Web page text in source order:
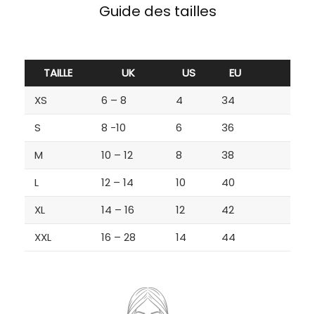
Guide des tailles
TAILLE UK US
EU
XS
6 – 8 4
34
S
8 -10 6
36
M
10 – 12 8
38
L
12 – 14 10
40
XL
14 – 16 12
42
XXL
16 – 28 14 44